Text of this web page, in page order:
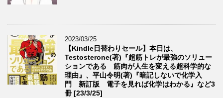
2023/03/25
【Kindle日替わりセール】本日は、
Testosterone(著)『超筋トレが最強のソリュー
ションである 筋肉が人生を変える超科学的な
理由』、平山令明(著)『暗記しないで化学入
門 新訂版 電子を見れば化学はわかる』など3
冊 [23/3/25]